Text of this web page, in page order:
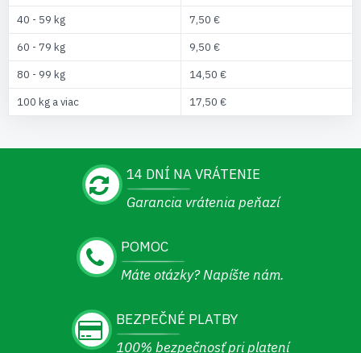
40 - 59 kg
7,50 €
60 - 79 kg
9,50 €
80 - 99 kg
14,50 €
100 kg a viac
17,50 €
14 DNÍ NA VRÁTENIE
Garancia vrátenia peňazí
POMOC
Máte otázky? Napíšte nám.
BEZPEČNÉ PLATBY
100% bezpečnosť pri platení